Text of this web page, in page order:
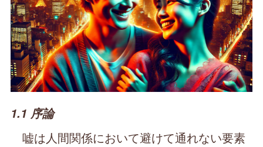
1.1 序論
嘘は人間関係において避けて通れない要素